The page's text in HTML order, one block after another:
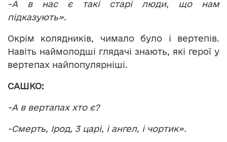
-А в нас є такі старі люди, що нам
підказують».
Окрім колядників, чимало було і вертепів.
Навіть наймолодші глядачі знають, які герої у
вертепах найпопулярніші.
САШКО:
-А в вертапах хто є?
-Смерть, Ірод, 3 царі, і ангел, і чортик».